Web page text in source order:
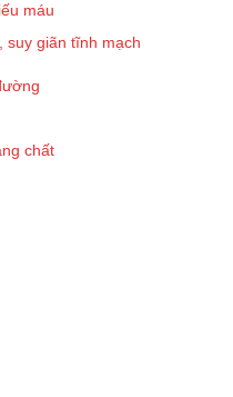
máu
suy giãn tĩnh mạch
chất